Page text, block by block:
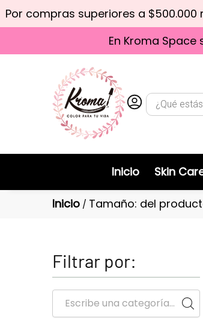
Por compras superiores a
En Kroma Space
Inicio Skin
Inicio / Tamaño: del
Filtrar por: